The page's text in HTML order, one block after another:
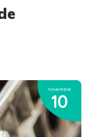
novembre
10